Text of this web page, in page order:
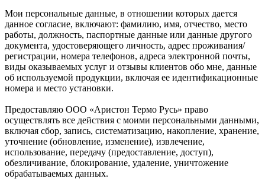
Мои персональные данные, в отношении которых дается
данное согласие, включают: фамилию, имя, отчество, место
работы, должность, паспортные данные или данные другого
документа, удостоверяющего личность, адрес проживания/
регистрации, номера телефонов, адреса электронной почты,
виды оказываемых услуг и отзывы клиентов обо мне, данные
об используемой продукции, включая ее идентификационные
номера и место установки.
Предоставляю ООО «Аристон Термо Русь» право
осуществлять все действия с моими персональными данными,
включая сбор, запись, систематизацию, накопление, хранение,
уточнение (обновление, изменение), извлечение,
использование, передачу (предоставление, доступ),
обезличивание, блокирование, удаление, уничтожение
обрабатываемых данных.